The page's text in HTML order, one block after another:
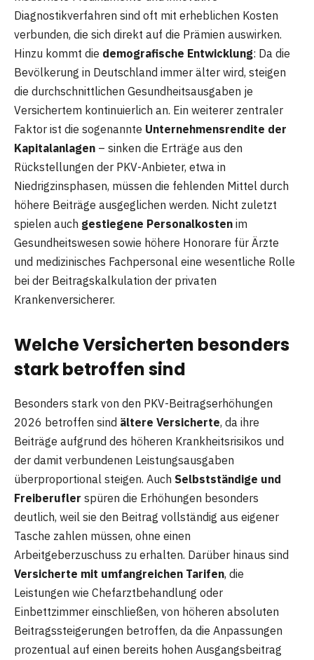
Diagnostikverfahren sind oft mit erheblichen Kosten
verbunden, die sich direkt auf die Prämien auswirken.
Hinzu kommt die demografische Entwicklung: Da die
Bevölkerung in Deutschland immer älter wird, steigen
die durchschnittlichen Gesundheitsausgaben je
Versichertem kontinuierlich an. Ein weiterer zentraler
Faktor ist die sogenannte Unternehmensrendite der
Kapitalanlagen – sinken die Erträge aus den
Rückstellungen der PKV-Anbieter, etwa in
Niedrigzinsphasen, müssen die fehlenden Mittel durch
höhere Beiträge ausgeglichen werden. Nicht zuletzt
spielen auch gestiegene Personalkosten im
Gesundheitswesen sowie höhere Honorare für Ärzte
und medizinisches Fachpersonal eine wesentliche Rolle
bei der Beitragskalkulation der privaten
Krankenversicherer.
Welche Versicherten besonders
stark betroffen sind
Besonders stark von den PKV-Beitragserhöhungen
2026 betroffen sind ältere Versicherte, da ihre
Beiträge aufgrund des höheren Krankheitsrisikos und
der damit verbundenen Leistungsausgaben
überproportional steigen. Auch Selbstständige und
Freiberufler spüren die Erhöhungen besonders
deutlich, weil sie den Beitrag vollständig aus eigener
Tasche zahlen müssen, ohne einen
Arbeitgeberzuschuss zu erhalten. Darüber hinaus sind
Versicherte mit umfangreichen Tarifen, die
Leistungen wie Chefarztbehandlung oder
Einbettzimmer einschließen, von höheren absoluten
Beitragssteigerungen betroffen, da die Anpassungen
prozentual auf einen bereits hohen Ausgangsbeitrag